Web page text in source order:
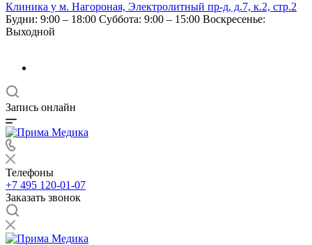
Клиника у м. Нагороная, Электролитный пр-д, д.7, к.2, стр.2
Будни: 9:00 – 18:00 Суббота: 9:00 – 15:00 Воскресенье:
Выходной
Запись онлайн
Телефоны
+7 495 120-01-07
Заказать звонок